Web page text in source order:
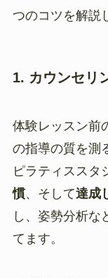
つのコツを解説
1. カウンセリ
体験レッスン前
の指導の質を測
ピラティススタ
慣、そして達成
し、姿勢分析な
てます。